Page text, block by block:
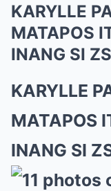
KARYLLE
MATAPOS
INANG SI
KARYLLE
MATAPOS
INANG SI